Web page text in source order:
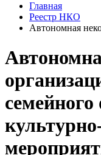
Главная
Реестр НКО
Автономная